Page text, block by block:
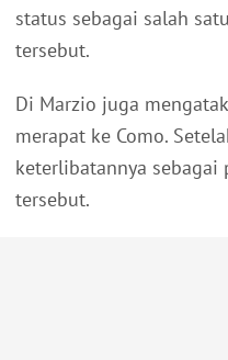
status sebagai salah
tersebut.
Di Marzio juga
merapat ke Como.
keterlibatannya sebagai
tersebut.